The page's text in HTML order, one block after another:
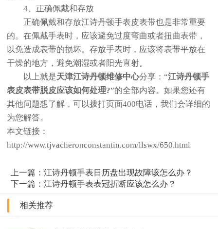
4、正确佩戴和存放
正确佩戴和存放江诗丹顿手表皮表带也是非常重要
的。在佩戴手表时，应该避免过度弯曲或者扭曲表带，
以免造成表带的损坏。存放手表时，应该将表带平放在
干燥的地方，避免潮湿或者阳光直射。
以上就是天津江诗丹顿维修中心分享：“江诗丹顿手
表皮表带脱皮应该如何处理?”的全部内容。如果您还有
其他问题想了解，可以拨打页面400电话，我们会详细的
为您解答。
本文链接：
http://www.tjvacheronconstantin.com/llswx/650.html
上一篇：江诗丹顿手表日历盘出现故障该怎么办？
下一篇：江诗丹顿手表表冠折断应该怎么办？
相关推荐